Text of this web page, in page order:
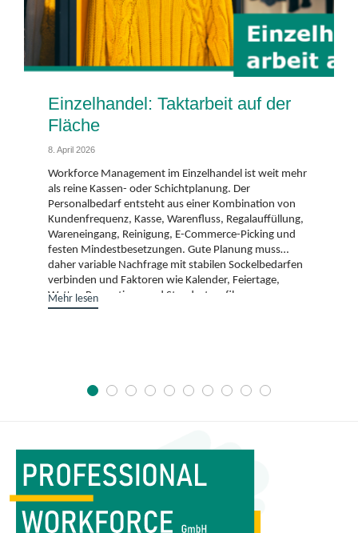
Einzelhandel: Taktarbeit auf der
Fläche
8. April 2026
Workforce Management im Einzelhandel ist weit mehr
als reine Kassen- oder Schichtplanung. Der
Personalbedarf entsteht aus einer Kombination von
Kundenfrequenz, Kasse, Warenfluss, Regalauffüllung,
Wareneingang, Reinigung, E-Commerce-Picking und
festen Mindestbesetzungen. Gute Planung muss
daher variable Nachfrage mit stabilen Sockelbedarfen
verbinden und Faktoren wie Kalender, Feiertage,
Wetter, Promotions und Standortprofil
berücksichtigen. Entscheidend ist, Geschäftsdynamik
Mehr lesen